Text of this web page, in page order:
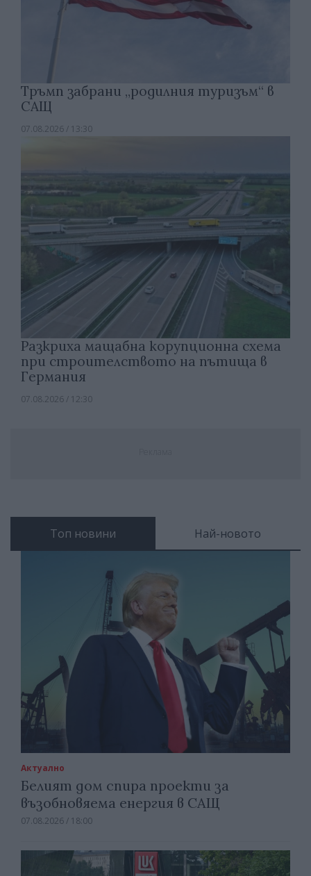
Тръмп забрани „родилния туризъм“ в
САЩ
07.08.2026 / 13:30
Разкриха мащабна корупционна схема
при строителството на пътища в
Германия
07.08.2026 / 12:30
Топ новини Най-новото
Актуално
Белият дом спира проекти за
възобновяема енергия в САЩ
07.08.2026 / 18:00